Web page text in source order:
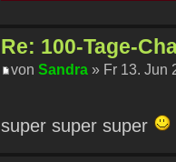
Re: 100-Tage-
vonSandra » Fr 13. Jun
super super super